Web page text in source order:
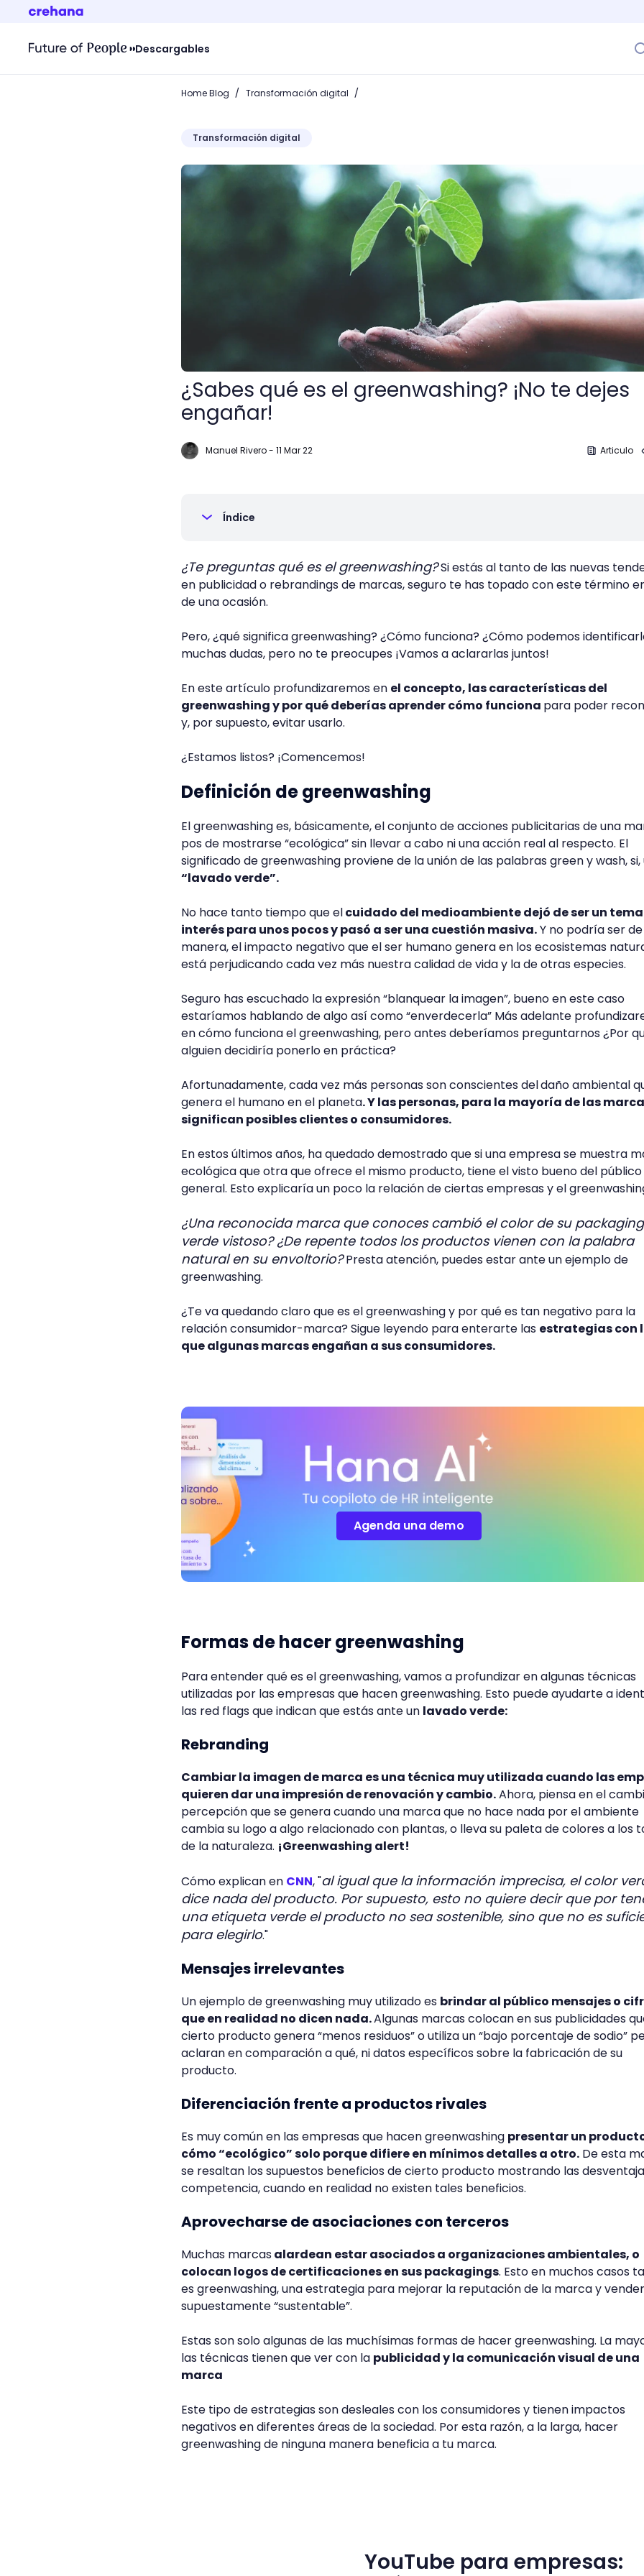
Descargables
Home Blog / Transformación digital /
Transformación digital
¿Sabes qué es el greenwashing? ¡No te dejes engañar!
¿Sabes qué es el greenwashing? ¡No te dejes
engañar!
Manuel Rivero- 11 Mar 22 Articulo
Índice
¿Te preguntas qué es el greenwashing?Si estás al tanto de las nuevas
en publicidad o rebrandings de marcas, seguro te has topado con este término
de una ocasión.
Pero, ¿qué significa greenwashing? ¿Cómo funciona? ¿Cómo podemos
muchas dudas, pero no te preocupes ¡Vamos a aclararlas juntos!
En este artículo profundizaremos en el concepto, las características del
greenwashing y por qué deberías aprender cómo funciona para poder
y, por supuesto, evitar usarlo.
¿Estamos listos? ¡Comencemos!
Definición de greenwashing
El greenwashing es, básicamente, el conjunto de acciones publicitarias de una
pos de mostrarse “ecológica” sin llevar a cabo ni una acción real al respecto. El
significado de greenwashing proviene de la unión de las palabras green y wash, si,
“lavado verde”.
No hace tanto tiempo que elcuidado del medioambiente dejó de ser un
interés para unos pocos y pasó a ser una cuestión masiva.Y no podría ser
manera, el impacto negativo que el ser humano genera en los ecosistemas
está perjudicando cada vez más nuestra calidad de vida y la de otras especies.
Seguro has escuchado la expresión “blanquear la imagen”, bueno en este caso
estaríamos hablando de algo así como “enverdecerla” Más adelante
en cómo funciona el greenwashing, pero antes deberíamos preguntarnos ¿Por
alguien decidiría ponerlo en práctica?
Afortunadamente, cada vez más personas son conscientes deldaño ambiental
genera el humano en el planeta. Y las personas, para la mayoría de las
significan posibles clientes o consumidores.
En estos últimos años, ha quedado demostrado que si una empresa se muestra
ecológica que otra que ofrece el mismo producto, tiene el visto bueno del
general. Esto explicaría un poco la relación de ciertas empresas y el
¿Una reconocida marca que conoces cambió el color de su
verde vistoso? ¿De repente todos los productos vienen con la palabra
natural en su envoltorio?Presta atención, puedes estar ante un ejemplo de
greenwashing.
¿Te va quedando claro que es el greenwashing y por qué es tan negativo para la
relación consumidor-marca? Sigue leyendo para enterarte las estrategias con
que algunas marcas engañan a sus consumidores.
Agenda una demo
Formas de hacer greenwashing
Para entender qué es el greenwashing, vamos a profundizar en algunas técnicas
utilizadas por las empresas que hacen greenwashing. Esto puede ayudarte a
las red flags que indican que estás ante un lavado verde:
Rebranding
Cambiar la imagen de marca es una técnica muy utilizada cuando las
quieren dar una impresión de renovación y cambio.Ahora, piensa en el
percepción que se genera cuando una marca que no hace nada por el ambiente
cambia su logo a algo relacionado con plantas, o lleva su paleta de colores a los
de la naturaleza. ¡Greenwashing alert!
Cómo explican en CNN, "al igual que la información imprecisa, el color
dice nada del producto. Por supuesto, esto no quiere decir que por
una etiqueta verde el producto no sea sostenible, sino que no es
para elegirlo."
Mensajes irrelevantes
Un ejemplo de greenwashing muy utilizado es brindar al público mensajes o
que en realidad no dicen nada.Algunas marcas colocan en sus publicidades
cierto producto genera “menos residuos” o utiliza un “bajo porcentaje de sodio”
aclaran en comparación a qué, ni datos específicos sobre la fabricación de su
producto.
Diferenciación frente a productos rivales
Es muy común en las empresas que hacen greenwashing presentar un
cómo “ecológico” solo porque difiere en mínimos detalles a otro. De esta
se resaltan los supuestos beneficios de cierto producto mostrando las
competencia, cuando en realidad no existen tales beneficios.
Aprovecharse de asociaciones con terceros
Muchas marcasalardean estar asociados a organizaciones ambientales, o
colocan logos de certificaciones en sus packagings. Esto en muchos casos
es greenwashing, una estrategia para mejorar la reputación de la marca y
supuestamente “sustentable”.
Estas son solo algunas de las muchísimas formas de hacer greenwashing. La
las técnicas tienen que ver con la publicidad y la comunicación visual de una
marca
Este tipo de estrategias son desleales con los consumidores y tienen impactos
negativos en diferentes áreas de la sociedad. Por esta razón, a la larga, hacer
greenwashing de ninguna manera beneficia a tu marca.
YouTube para empresas: